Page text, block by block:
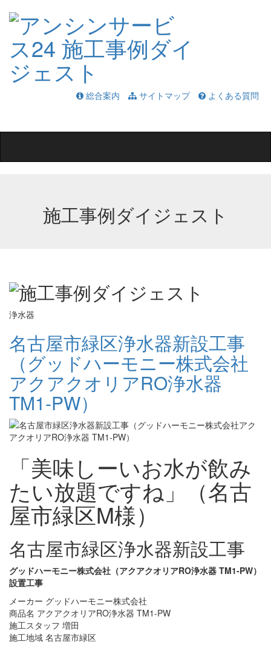
総合案内 サイトマップ
よくある質問
施工事例ダイジェスト
浄水器
名古屋市緑区浄水器新設工事
（グッドハーモニー株式会社
アクアクオリアRO浄水器
TM1-PW）
「美味しーいお水が飲み
たい放題ですね」（名古
屋市緑区M様）
名古屋市緑区浄水器新設工事
グッドハーモニー株式会社（アクアクオリアRO浄水器 TM1-PW）
設置工事
メーカー グッドハーモニー株式会社
商品名 アクアクオリアRO浄水器 TM1-PW
施工スタッフ 増田
施工地域 名古屋市緑区